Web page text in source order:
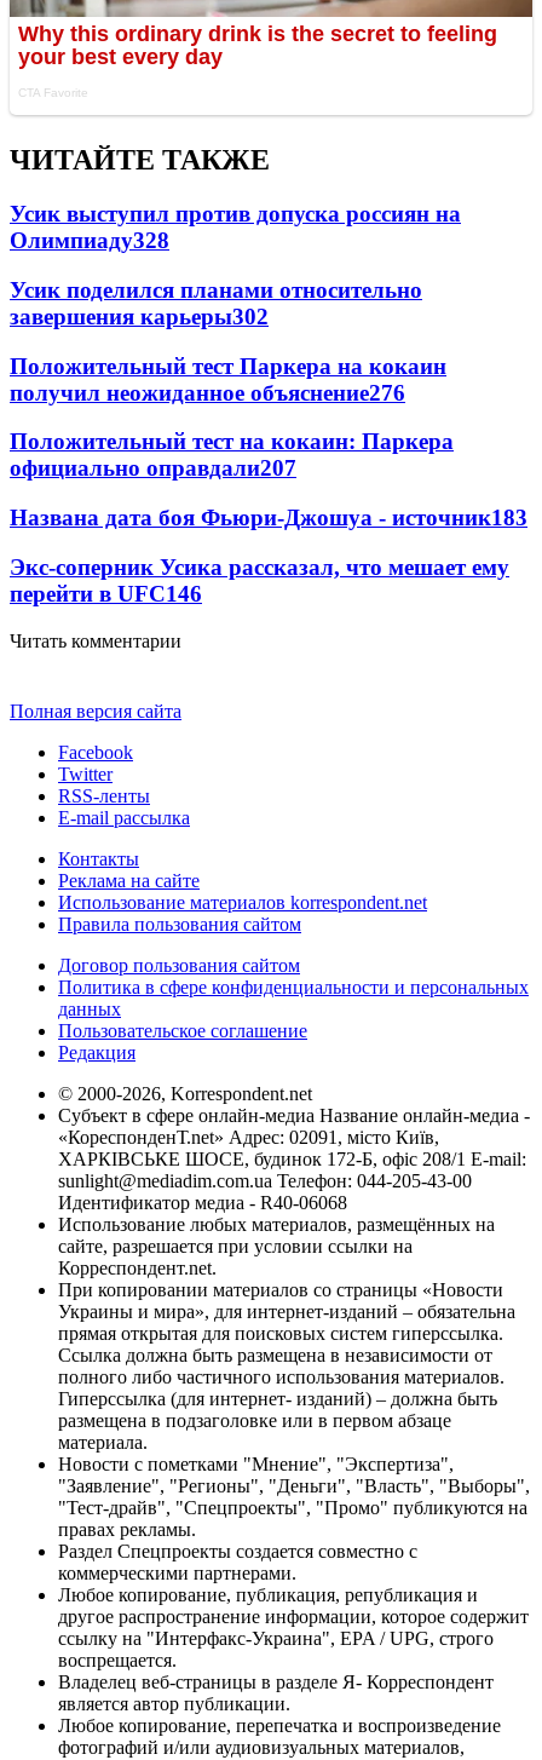
ЧИТАЙТЕ ТАКЖЕ
Усик выступил против допуска россиян на
Олимпиаду328
Усик поделился планами относительно
завершения карьеры302
Положительный тест Паркера на кокаин
получил неожиданное объяснение276
Положительный тест на кокаин: Паркера
официально оправдали207
Названа дата боя Фьюри-Джошуа - источник183
Экс-соперник Усика рассказал, что мешает ему
перейти в UFC146
Читать комментарии
Полная версия сайта
Facebook
Twitter
RSS-ленты
E-mail рассылка
Контакты
Реклама на сайте
Использование материалов korrespondent.net
Правила пользования сайтом
Договор пользования сайтом
Политика в сфере конфиденциальности и персональных
данных
Пользовательское соглашение
Редакция
© 2000-2026, Korrespondent.net
Субъект в сфере онлайн-медиа Название онлайн-медиа -
«КореспонденТ.net» Адрес: 02091, місто Київ,
ХАРКІВСЬКЕ ШОСЕ, будинок 172-Б, офіс 208/1 E-mail:
sunlight@mediadim.com.ua Телефон: 044-205-43-00
Идентификатор медиа - R40-06068
Использование любых материалов, размещённых на
сайте, разрешается при условии ссылки на
Корреспондент.net.
При копировании материалов со страницы «Новости
Украины и мира», для интернет-изданий – обязательна
прямая открытая для поисковых систем гиперссылка.
Ссылка должна быть размещена в независимости от
полного либо частичного использования материалов.
Гиперссылка (для интернет- изданий) – должна быть
размещена в подзаголовке или в первом абзаце
материала.
Новости с пометками "Мнение", "Экспертиза",
"Заявление", "Регионы", "Деньги", "Власть", "Выборы",
"Тест-драйв", "Спецпроекты", "Промо" публикуются на
правах рекламы.
Раздел Спецпроекты создается совместно с
коммерческими партнерами.
Любое копирование, публикация, републикация и
другое распространение информации, которое содержит
ссылку на "Интерфакс-Украина", EPA / UPG, строго
воспрещается.
Владелец веб-страницы в разделе Я- Корреспондент
является автор публикации.
Любое копирование, перепечатка и воспроизведение
фотографий и/или аудиовизуальных материалов,